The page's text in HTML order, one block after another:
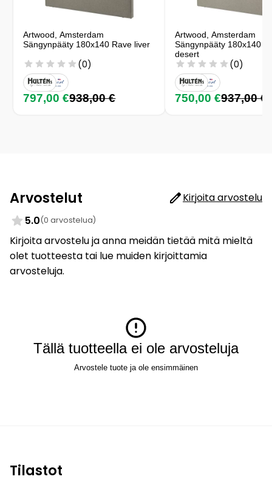
Artwood, Amsterdam
Sängynpääty 180x140 Rave liver
(0)
797,00 €938,00 €
Artwood, Amsterdam
Sängynpääty 180x140
desert
(0)
750,00 €937,00 €
Arvostelut
Kirjoita arvostelu
5.0(0 arvostelua)
Kirjoita arvostelu ja anna meidän tietää mitä mieltä
olet tuotteesta tai lue muiden kirjoittamia
arvosteluja.
Tällä tuotteella ei ole arvosteluja
Arvostele tuote ja ole ensimmäinen
Tilastot